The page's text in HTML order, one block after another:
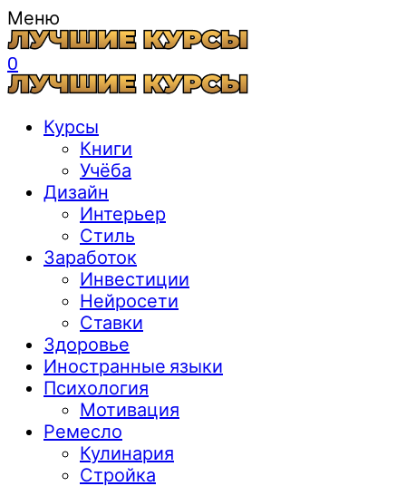
Меню
0
Курсы
Книги
Учёба
Дизайн
Интерьер
Стиль
Заработок
Инвестиции
Нейросети
Ставки
Здоровье
Иностранные языки
Психология
Мотивация
Ремесло
Кулинария
Стройка